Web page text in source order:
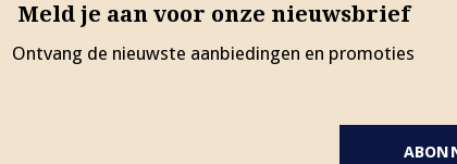
Meld je aan voor onze nieuwsbrief
Ontvang de nieuwste aanbiedingen en promoties